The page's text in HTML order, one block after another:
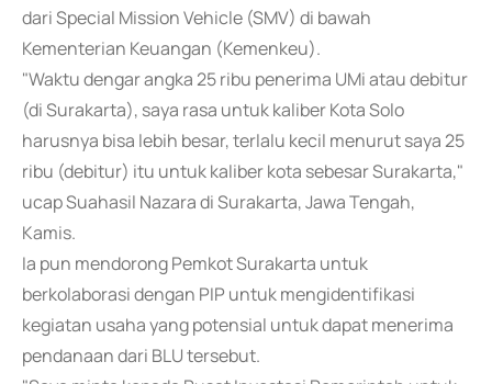
dari Special Mission Vehicle (SMV) di bawah
Kementerian Keuangan (Kemenkeu).
"Waktu dengar angka 25 ribu penerima UMi atau debitur
(di Surakarta), saya rasa untuk kaliber Kota Solo
harusnya bisa lebih besar, terlalu kecil menurut saya 25
ribu (debitur) itu untuk kaliber kota sebesar Surakarta,"
ucap Suahasil Nazara di Surakarta, Jawa Tengah,
Kamis.
Ia pun mendorong Pemkot Surakarta untuk
berkolaborasi dengan PIP untuk mengidentifikasi
kegiatan usaha yang potensial untuk dapat menerima
pendanaan dari BLU tersebut.